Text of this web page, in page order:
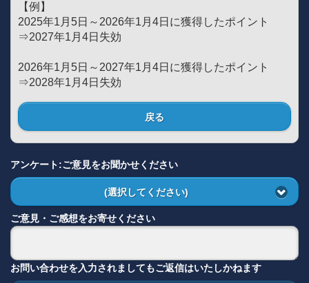
【例】
2025年1月5日～2026年1月4日に獲得したポイント
⇒2027年1月4日失効
2026年1月5日～2027年1月4日に獲得したポイント
⇒2028年1月4日失効
戻る
アンケート:ご意見をお聞かせください
(選択してください)
ご意見・ご感想をお寄せください
お問い合わせを入力されましてもご返信はいたしかねます